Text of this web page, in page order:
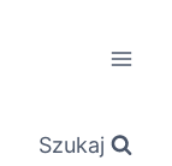
Szukaj